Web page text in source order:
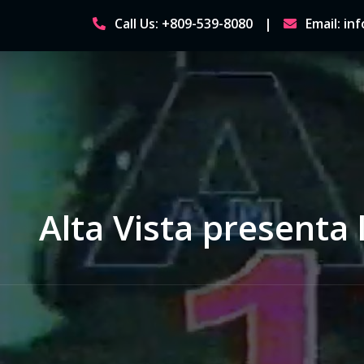
content
Call Us: +809-539-8080 Email:
Alta Vista presenta